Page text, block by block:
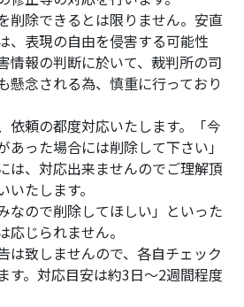
削除できるとは限りません。安直
、表現の自由を侵害する可能性
情報の判断に於いて、裁判所の司
懸念される為、慎重に行っており
依頼の都度対応いたします。「今
あった場合には削除して下さい」
は、対応出来ませんのでご理解頂
たします。
なので削除してほしい」といった
応じられません。
は致しませんので、各自チェック
す。対応目安は約3日～2週間程度